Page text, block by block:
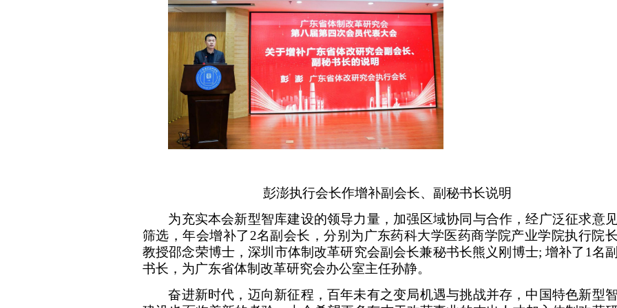
彭澎执行会长作增补副会长、副秘书长说明
为充实本会新型智库建设的领导力量，加强区域协同与合作，经广泛征求意
筛选，年会增补了 2名副会长，分别为广东药科大学医药商学院产业学院执行院长
教授邵念荣博士，深圳市体制改革研究会副会长兼秘书长熊义刚博士; 增补了1名
书长，为广东省体制改革研究会办公室主任孙静。
奋进新时代，迈向新征程，百年未有之变局机遇与挑战并存，中国特色新型